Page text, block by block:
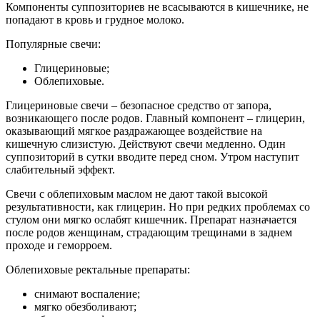
Компоненты суппозиториев не всасываются в кишечнике, не
попадают в кровь и грудное молоко.
Популярные свечи:
Глицериновые;
Облепиховые.
Глицериновые свечи – безопасное средство от запора,
возникающего после родов. Главный компонент – глицерин,
оказывающий мягкое раздражающее воздействие на
кишечную слизистую. Действуют свечи медленно. Один
суппозиторий в сутки вводите перед сном. Утром наступит
слабительный эффект.
Свечи с облепиховым маслом не дают такой высокой
результативности, как глицерин. Но при редких проблемах со
стулом они мягко ослабят кишечник. Препарат назначается
после родов женщинам, страдающим трещинами в заднем
проходе и геморроем.
Облепиховые ректальные препараты:
снимают воспаление;
мягко обезболивают;